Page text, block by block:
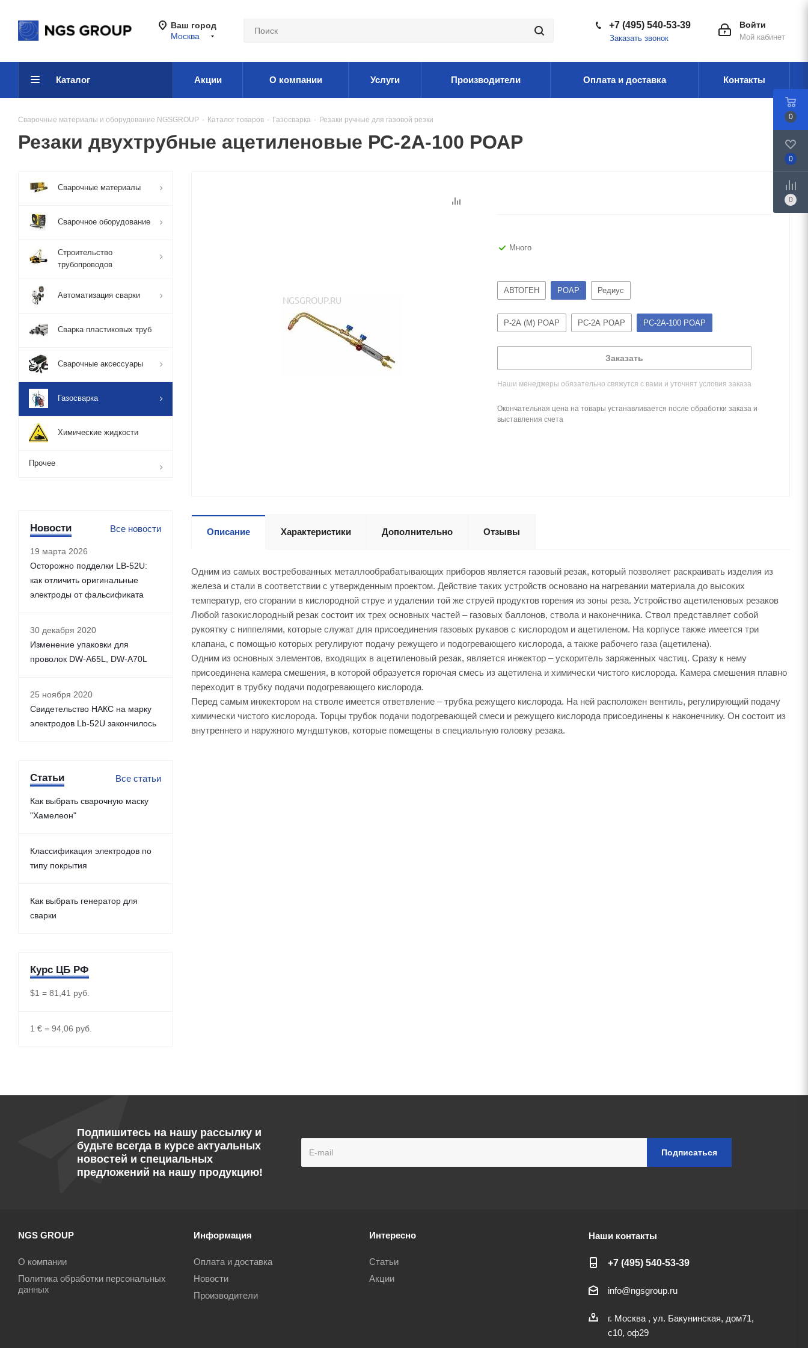
Ваш город
Москва
Войти
Мой кабинет
+7 (495) 540-53-39
Заказать звонок
Каталог Акции О компании Услуги Производители Оплата и доставка Контакты
Сварочные материалы и оборудование NGSGROUP - Каталог товаров - Газосварка - Резаки ручные для газовой резки
Резаки двухтрубные ацетиленовые РС-2А-100 РОАР
Много
АВТОГЕН РОАР Редиус
Р-2А (М) РОАР РС-2А РОАР РС-2А-100 РОАР
Заказать
Наши менеджеры обязательно свяжутся с вами и уточнят условия заказа
Окончательная цена на товары устанавливается после обработки заказа и
выставления счета
Описание Характеристики Дополнительно Отзывы
Одним из самых востребованных металлообрабатывающих приборов является газовый резак, который позволяет раскраивать изделия из
железа и стали в соответствии с утвержденным проектом. Действие таких устройств основано на нагревании материала до высоких
температур, его сгорании в кислородной струе и удалении той же струей продуктов горения из зоны реза. Устройство ацетиленовых резаков
Любой газокислородный резак состоит их трех основных частей – газовых баллонов, ствола и наконечника. Ствол представляет собой
рукоятку с ниппелями, которые служат для присоединения газовых рукавов с кислородом и ацетиленом. На корпусе также имеется три
клапана, с помощью которых регулируют подачу режущего и подогревающего кислорода, а также рабочего газа (ацетилена).
Одним из основных элементов, входящих в ацетиленовый резак, является инжектор – ускоритель заряженных частиц. Сразу к нему
присоединена камера смешения, в которой образуется горючая смесь из ацетилена и химически чистого кислорода. Камера смешения плавно
переходит в трубку подачи подогревающего кислорода.
Перед самым инжектором на стволе имеется ответвление – трубка режущего кислорода. На ней расположен вентиль, регулирующий подачу
химически чистого кислорода. Торцы трубок подачи подогревающей смеси и режущего кислорода присоединены к наконечнику. Он состоит из
внутреннего и наружного мундштуков, которые помещены в специальную головку резака.
Сварочные материалы
Сварочное оборудование
Строительство
трубопроводов
Автоматизация сварки
Сварка пластиковых труб
Сварочные аксессуары
Газосварка
Химические жидкости
Прочее
Новости Все новости
19 марта 2026
Осторожно подделки LB-52U:
как отличить оригинальные
электроды от фальсификата
30 декабря 2020
Изменение упаковки для
проволок DW-A65L, DW-A70L
25 ноября 2020
Свидетельство НАКС на марку
электродов Lb-52U закончилось
Статьи Все статьи
Как выбрать сварочную маску
"Хамелеон"
Классификация электродов по
типу покрытия
Как выбрать генератор для
сварки
Курс ЦБ РФ
$1 = 81,41 руб.
1 € = 94,06 руб.
Подпишитесь на нашу рассылку и
будьте всегда в курсе актуальных
новостей и специальных
предложений на нашу продукцию!
NGS GROUP
О компании
Политика обработки персональных
данных
Информация
Оплата и доставка
Новости
Производители
Интересно
Статьи
Акции
Наши контакты
+7 (495) 540-53-39
info@ngsgroup.ru
г. Москва , ул. Бакунинская, дом71,
с10, оф29
0
0
0